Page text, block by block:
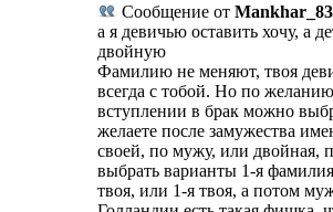
Сообщение от Mankhar_83
а я девичью оставить хочу, а
двойную
Фамилию не меняют, твоя
всегда с тобой. Но по
вступлении в брак можно
желаете после замужества
своей, по мужу, или двойная,
выбрать варианты 1-я
твоя, или 1-я твоя, а потом